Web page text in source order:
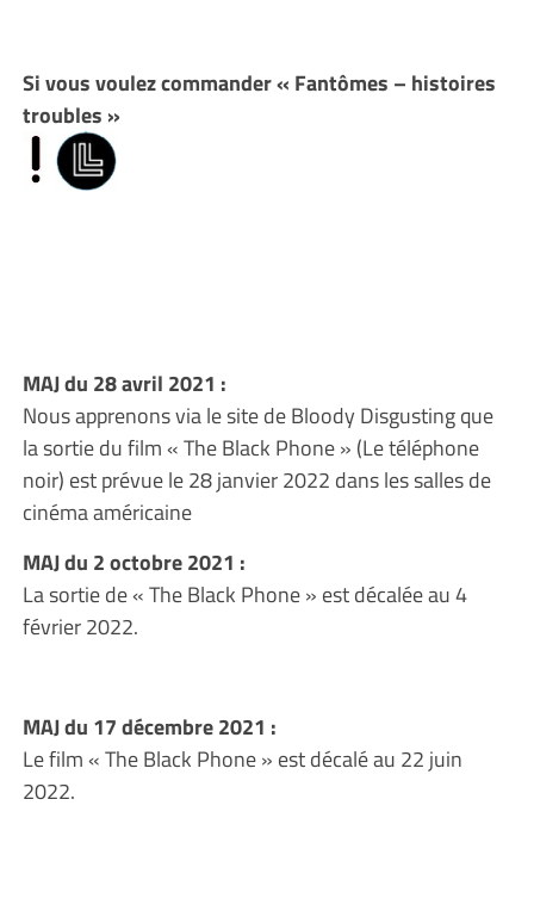
Si vous voulez commander « Fantômes – histoires
troubles »
MAJ du 28 avril 2021 :
Nous apprenons via le site de Bloody Disgusting que
la sortie du film « The Black Phone » (Le téléphone
noir) est prévue le 28 janvier 2022 dans les salles de
cinéma américaine
MAJ du 2 octobre 2021 :
La sortie de « The Black Phone » est décalée au 4
février 2022.
MAJ du 17 décembre 2021 :
Le film « The Black Phone » est décalé au 22 juin
2022.